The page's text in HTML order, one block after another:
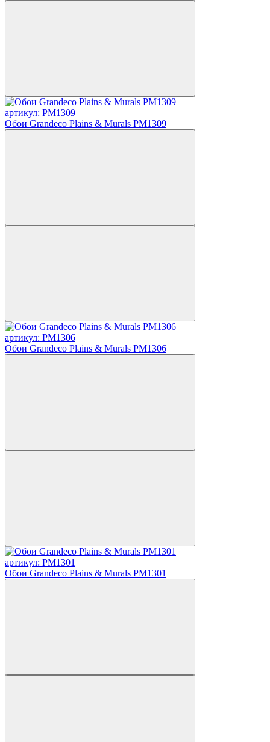
артикул: PM1309
Обои Grandeco Plains & Murals PM1309
артикул: PM1306
Обои Grandeco Plains & Murals PM1306
артикул: PM1301
Обои Grandeco Plains & Murals PM1301